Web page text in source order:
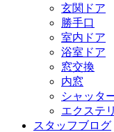
玄関ドア
勝手口
室内ドア
浴室ドア
窓交換
内窓
シャッタ
エクステ
スタッフブログ